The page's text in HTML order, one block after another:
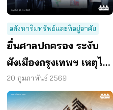
อสังหาริมทรัพย์และที่อยู่อาศัย
ยื่นศาลปกครอง ระงับ
ผังเมืองกรุงเทพฯ เหตุไม่
ชอบด้วยกฎหมาย
20 กุมภาพันธ์ 2569